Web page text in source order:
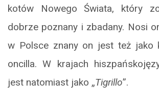
kotów Nowego Świata, który
dobrze poznany i zbadany. Nosi
w Polsce znany on jest też jako
oncilla. W krajach
jest natomiast jako „Tigrillo”.